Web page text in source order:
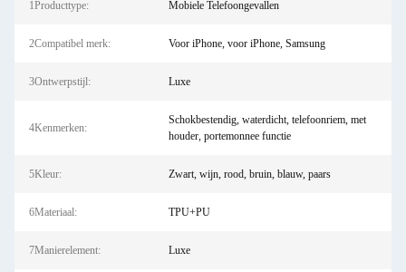
1Producttype: Mobiele Telefoongevallen
2Compatibel merk: Voor iPhone, voor iPhone, Samsung
3Ontwerpstijl: Luxe
4Kenmerken:
Schokbestendig, waterdicht, telefoonriem, met
houder, portemonnee functie
5Kleur: Zwart, wijn, rood, bruin, blauw, paars
6Materiaal: TPU+PU
7Manierelement: Luxe